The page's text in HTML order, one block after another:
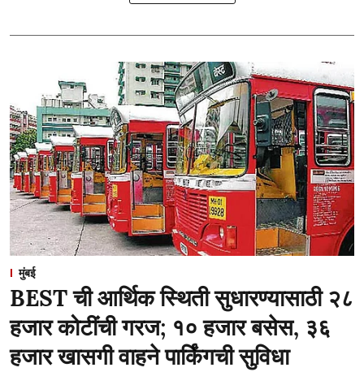
मुंबई
BEST ची आर्थिक स्थिती सुधारण्यासाठी २८
हजार कोटींची गरज; १० हजार बसेस, ३६
हजार खासगी वाहने पार्किंगची सुविधा